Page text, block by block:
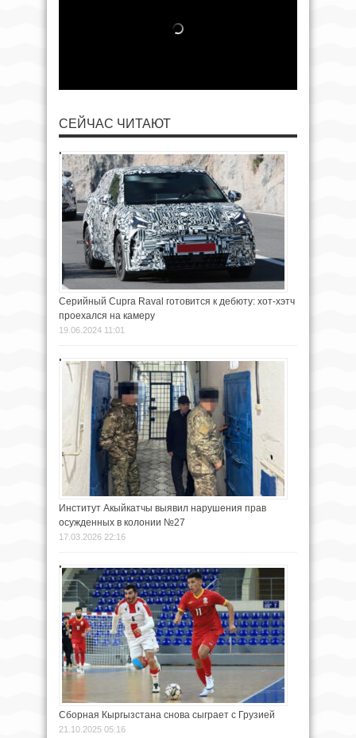
СЕЙЧАС ЧИТАЮТ
Серийный Cupra Raval готовится к дебюту: хот-хэтч
проехался на камеру
19.06.2024 11:01
Институт Акыйкатчы выявил нарушения прав
осужденных в колонии №27
17.03.2026 22:16
Сборная Кыргызстана снова сыграет с Грузией
21.10.2025 05:16